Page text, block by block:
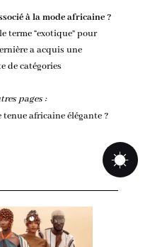
à la mode africaine ?
terme “exotique” pour
a acquis une
de catégories
pages :
africaine élégante ?